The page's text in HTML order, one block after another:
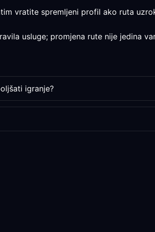
vratite spremljeni profil ako ruta
usluge; promjena rute nije jedina
igranje?